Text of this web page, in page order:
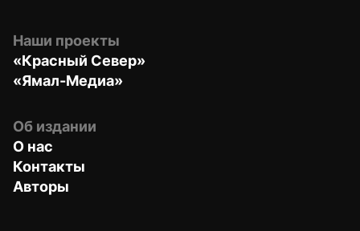
Наши проекты
«Красный Север»
«Ямал-Медиа»
Об издании
О нас
Контакты
Авторы